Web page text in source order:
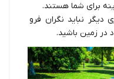
برای شما هستند.
دیگر نباید نگران فرو
در زمین باشید.